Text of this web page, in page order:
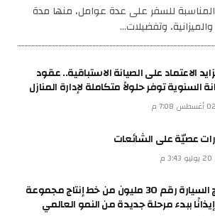
المناسبة للسفر على عدة عوامل، منها مدة
وتفضيلات…
الاعتماد على الصيانة الاستباقية.. عقود
السنوية توفر حلولاً متكاملة لإدارة المنازل
عصيّة على الشائعات
خروج السيارة رقم 30 مليون من خط إنتاج مجموعة